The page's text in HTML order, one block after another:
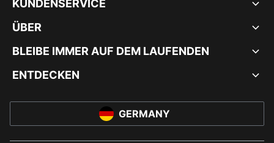
KUNDENSERVICE
ÜBER
BLEIBE IMMER AUF DEM LAUFENDEN
ENTDECKEN
GERMANY